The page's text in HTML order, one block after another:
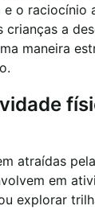
o raciocínio
crianças a
maneira
atraídas
em
explorar